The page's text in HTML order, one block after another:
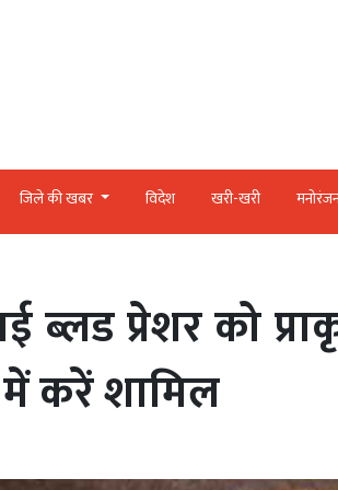
जिले की खबर विदेश खरी-खरी
ब्लड प्रेशर को
करें शामिल